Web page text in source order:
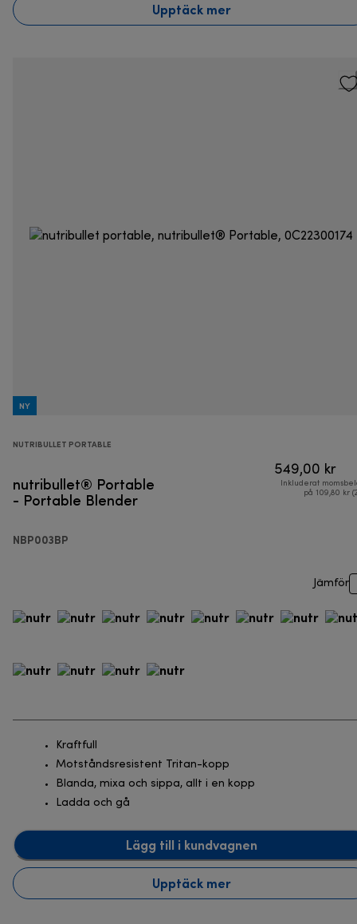
Upptäck mer
NY
NUTRIBULLET PORTABLE
nutribullet® Portable
- Portable Blender
NBP003BP
549,00 kr
Inkluderat
på 109,80 kr
Jämför
Kraftfull
Motståndsresistent Tritan-kopp
Blanda, mixa och sippa, allt i en kopp
Ladda och gå
Lägg till i kundvagnen
Upptäck mer